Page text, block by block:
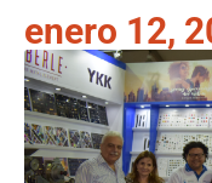
enero 12,